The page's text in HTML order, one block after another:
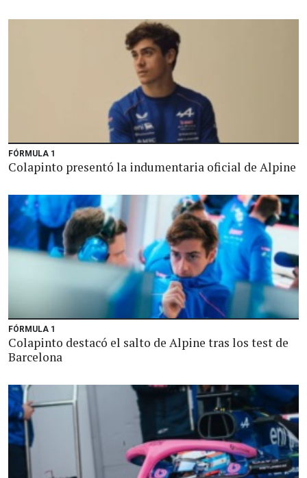
FÓRMULA 1
Colapinto presentó la indumentaria oficial de Alpine
FÓRMULA 1
Colapinto destacó el salto de Alpine tras los test de
Barcelona